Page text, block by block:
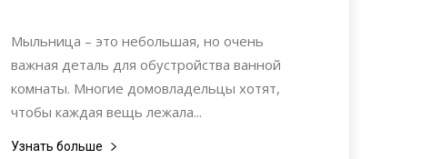
Мыльница – это небольшая, но очень
важная деталь для обустройства ванной
комнаты. Многие домовладельцы хотят,
чтобы каждая вещь лежала...
Узнать больше